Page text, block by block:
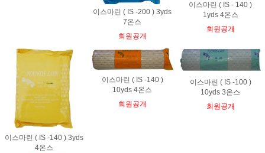
이스마린 ( IS -200 ) 3yds
7온스
회원공개
이스마린 ( IS - 140 )
1yds 4온스
회원공개
이스마린 ( IS -140 ) 3yds
4온스
이스마린 ( IS -140 )
10yds 4온스
회원공개
이스마린 ( IS -100 )
10yds 3온스
회원공개